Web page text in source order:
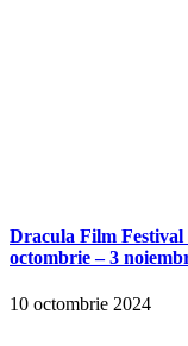
Dracula Film
octombrie – 3
10 octombrie 2024